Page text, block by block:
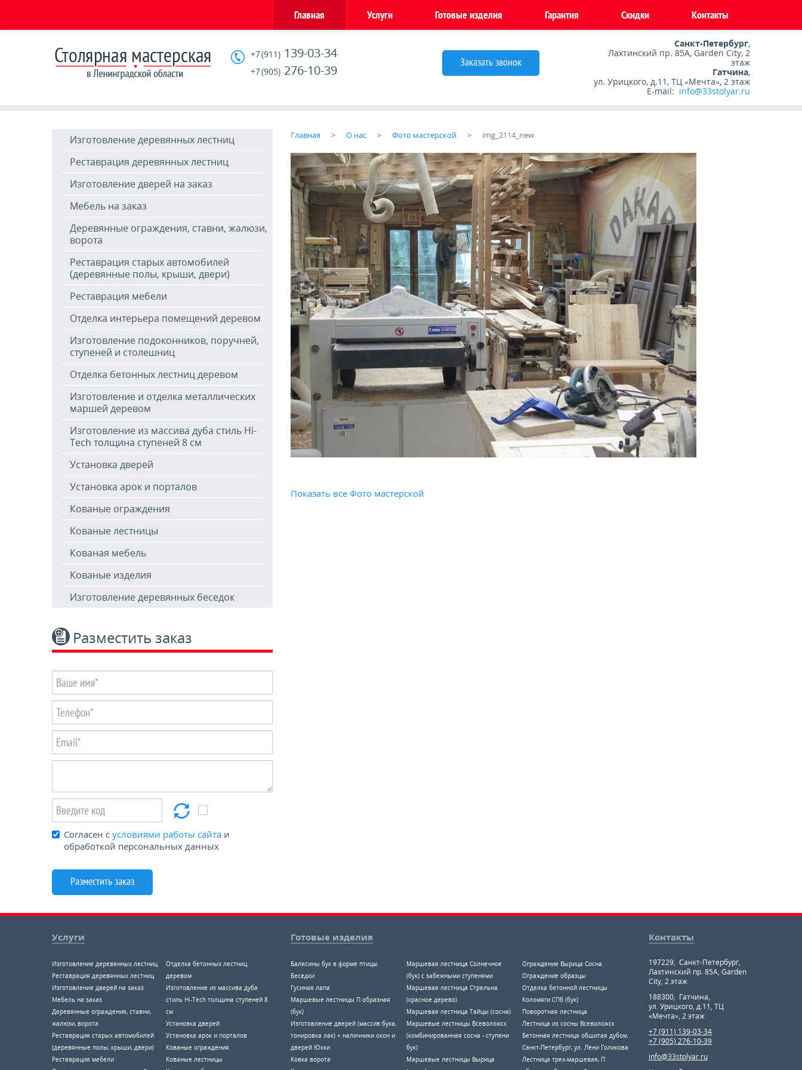
Главная Услуги Готовые изделия Гарантия Скидки Контакты
+7 (911) 139-03-34
+7 (905) 276-10-39
Заказать звонок
Санкт-Петербург,
Лахтинский пр. 85А, Garden City, 2
этаж
Гатчина,
ул. Урицкого, д.11, ТЦ «Мечта», 2 этаж
E-mail: info@33stolyar.ru
Изготовление деревянных лестниц
Реставрация деревянных лестниц
Изготовление дверей на заказ
Мебель на заказ
Деревянные ограждения, ставни, жалюзи,
ворота
Реставрация старых автомобилей
(деревянные полы, крыши, двери)
Реставрация мебели
Отделка интерьера помещений деревом
Изготовление подоконников, поручней,
ступеней и столешниц
Отделка бетонных лестниц деревом
Изготовление и отделка металлических
маршей деревом
Изготовление из массива дуба стиль Hi-
Tech толщина ступеней 8 см
Установка дверей
Установка арок и порталов
Кованые ограждения
Кованые лестницы
Кованая мебель
Кованые изделия
Изготовление деревянных беседок
Разместить заказ
Согласен с условиями работы сайта и
обработкой персональных данных
Главная О нас Фото мастерской img_2114_new
Показать все Фото мастерской
Услуги
Изготовление деревянных лестниц
Реставрация деревянных лестниц
Изготовление дверей на заказ
Мебель на заказ
Деревянные ограждения, ставни,
жалюзи, ворота
Реставрация старых автомобилей
(деревянные полы, крыши, двери)
Реставрация мебели
Отделка бетонных лестниц
деревом
Изготовление из массива дуба
стиль Hi-Tech толщина ступеней 8
см
Установка дверей
Установка арок и порталов
Кованые ограждения
Кованые лестницы
Готовые изделия
Балясины бук в форме птицы
Беседки
Гусиная лапа
Маршевые лестницы П образная
(бук)
Изготовление дверей (массив бука,
тонировка лак) + наличники окон и
дверей Юкки
Ковка ворота
Маршевая лестница Солнечное
(бук) с забежными ступенями
Маршевая лестница Стрельна
(красное дерево)
Маршевая лестница Тайцы (сосна)
Маршевые лестницы Всеволожск
(комбинированная сосна - ступени
бук)
Маршевые лестницы Вырица
Ограждение Вырица Сосна
Ограждение образцы
Отделка бетонной лестницы
Коломяги СПб (бук)
Поворотная лестница
Лестница из сосны Всеволожск
Бетонная лестница обшитая дубом.
Санкт-Петербург, ул. Лени Голикова
Лестница трех-маршевая, П
Контакты
197229, Санкт-Петербург,
Лахтинский пр. 85А, Garden
City, 2 этаж
188300, Гатчина,
ул. Урицкого, д.11, ТЦ
«Мечта», 2 этаж
+7 (911) 139-03-34
+7 (905) 276-10-39
info@33stolyar.ru